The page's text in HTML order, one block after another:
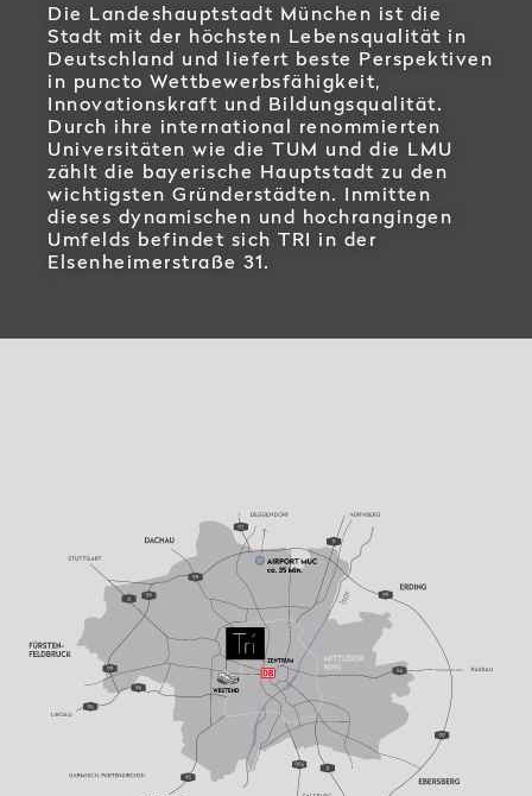
Die Landeshauptstadt München ist die
Stadt mit der höchsten Lebensqualität in
Deutschland und liefert beste Perspektiven
in puncto Wettbewerbsfähigkeit,
Innovationskraft und Bildungsqualität.
Durch ihre international renommierten
Universitäten wie die TUM und die LMU
zählt die bayerische Hauptstadt zu den
wichtigsten Gründerstädten. Inmitten
dieses dynamischen und hochrangingen
Umfelds befindet sich TRI in der
Elsenheimerstraße 31.